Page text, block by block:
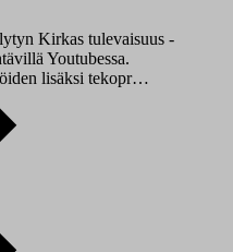
Kirkas tulevaisuus -
Youtubessa.
lisäksi tekopr…